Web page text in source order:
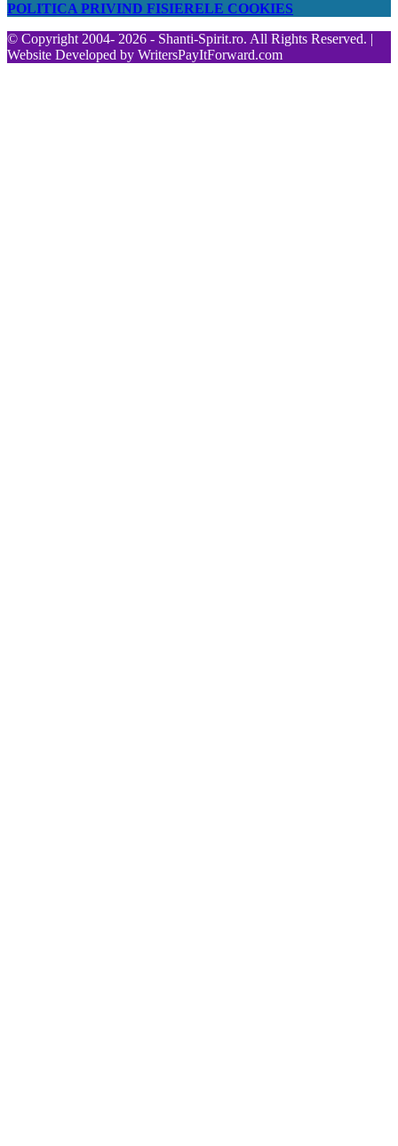
POLITICA PRIVIND FISIERELE COOKIES
© Copyright 2004- 2026 - Shanti-Spirit.ro. All Rights Reserved. |
Website Developed by WritersPayItForward.com